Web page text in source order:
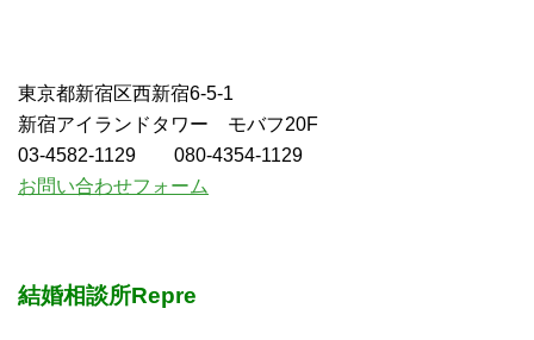
東京都新宿区西新宿6-5-1
新宿アイランドタワー モバフ20F
03-4582-1129 080-4354-1129
お問い合わせフォーム
結婚相談所Repre